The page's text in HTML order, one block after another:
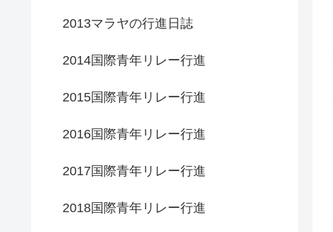
2013マラヤの行進日誌
2014国際青年リレー行進
2015国際青年リレー行進
2016国際青年リレー行進
2017国際青年リレー行進
2018国際青年リレー行進